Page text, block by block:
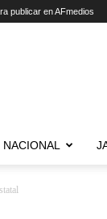
publicar en AFmedios
NACIONAL